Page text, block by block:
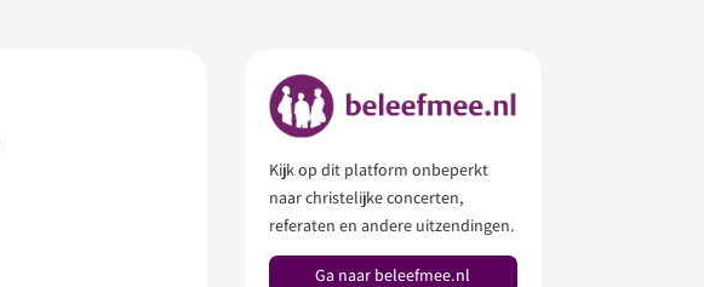
Kijk op dit platform onbeperkt
naar christelijke concerten,
referaten en andere uitzendingen.
Ga naar beleefmee.nl